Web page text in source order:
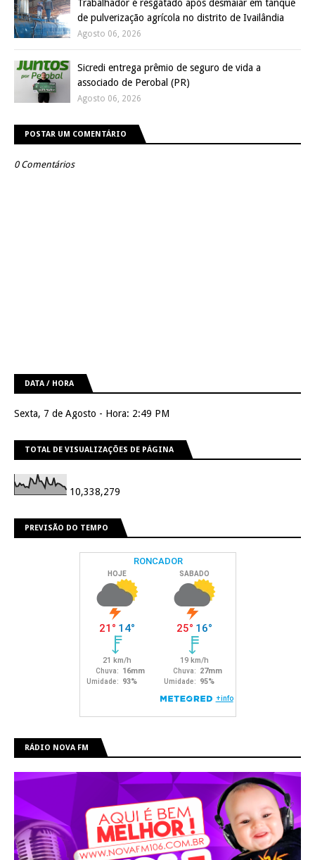
Trabalhador é resgatado após desmaiar em tanque
de pulverização agrícola no distrito de Ivailândia
Agosto 06, 2026
Sicredi entrega prêmio de seguro de vida a
associado de Perobal (PR)
Agosto 06, 2026
POSTAR UM COMENTÁRIO
0 Comentários
DATA / HORA
Sexta, 7 de Agosto - Hora: 2:49 PM
TOTAL DE VISUALIZAÇÕES DE PÁGINA
10,338,279
PREVISÃO DO TEMPO
RÁDIO NOVA FM